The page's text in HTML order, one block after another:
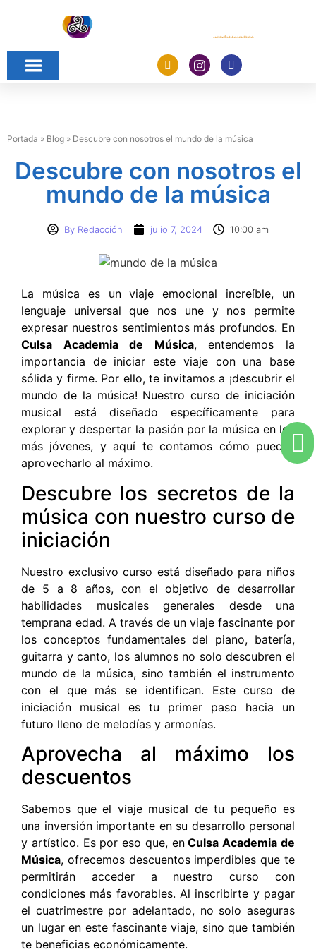
Portada » Blog » Descubre con nosotros el mundo de la música
Descubre con nosotros el
mundo de la música
By Redacción julio 7, 2024 10:00 am
La música es un viaje emocional increíble, un
lenguaje universal que nos une y nos permite
expresar nuestros sentimientos más profundos. En
Culsa Academia de Música, entendemos la
importancia de iniciar este viaje con una base
sólida y firme. Por ello, te invitamos a ¡descubrir el
mundo de la música! Nuestro curso de iniciación
musical está diseñado específicamente para
explorar y despertar la pasión por la música en los
más jóvenes, y aquí te contamos cómo puedes
aprovecharlo al máximo.
Descubre los secretos de la
música con nuestro curso de
iniciación
Nuestro exclusivo curso está diseñado para niños
de 5 a 8 años, con el objetivo de desarrollar
habilidades musicales generales desde una
temprana edad. A través de un viaje fascinante por
los conceptos fundamentales del piano, batería,
guitarra y canto, los alumnos no solo descubren el
mundo de la música, sino también el instrumento
con el que más se identifican. Este curso de
iniciación musical es tu primer paso hacia un
futuro lleno de melodías y armonías.
Aprovecha al máximo los
descuentos
Sabemos que el viaje musical de tu pequeño es
una inversión importante en su desarrollo personal
y artístico. Es por eso que, enCulsa Academia de
Música, ofrecemos descuentos imperdibles que te
permitirán acceder a nuestro curso con
condiciones más favorables. Al inscribirte y pagar
el cuatrimestre por adelantado, no solo aseguras
un lugar en este fascinante viaje, sino que también
te beneficias económicamente.